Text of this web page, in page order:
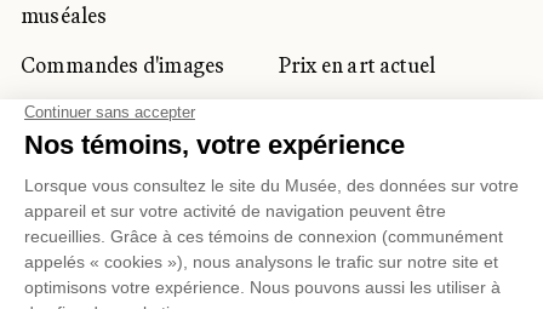
muséales
Commandes d'images
Prix en art actuel
Prix Lynne-Cohen
CLIENTÈLE CORPORATIVE
ET PRIVÉE
Location d'espaces
Activités corporatives